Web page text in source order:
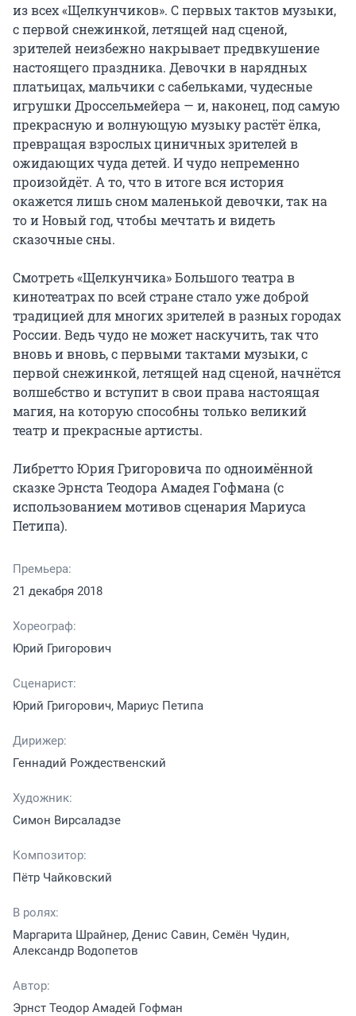
из всех «Щелкунчиков». С первых тактов музыки,
с первой снежинкой, летящей над сценой,
зрителей неизбежно накрывает предвкушение
настоящего праздника. Девочки в нарядных
платьицах, мальчики с сабельками, чудесные
игрушки Дроссельмейера — и, наконец, под самую
прекрасную и волнующую музыку растёт ёлка,
превращая взрослых циничных зрителей в
ожидающих чуда детей. И чудо непременно
произойдёт. А то, что в итоге вся история
окажется лишь сном маленькой девочки, так на
то и Новый год, чтобы мечтать и видеть
сказочные сны.
Смотреть «Щелкунчика» Большого театра в
кинотеатрах по всей стране стало уже доброй
традицией для многих зрителей в разных городах
России. Ведь чудо не может наскучить, так что
вновь и вновь, с первыми тактами музыки, с
первой снежинкой, летящей над сценой, начнётся
волшебство и вступит в свои права настоящая
магия, на которую способны только великий
театр и прекрасные артисты.
Либретто Юрия Григоровича по одноимённой
сказке Эрнста Теодора Амадея Гофмана (с
использованием мотивов сценария Мариуса
Петипа).
Премьера:
21 декабря 2018
Хореограф:
Юрий Григорович
Сценарист:
Юрий Григорович, Мариус Петипа
Дирижер:
Геннадий Рождественский
Художник:
Симон Вирсаладзе
Композитор:
Пётр Чайковский
В ролях:
Маргарита Шрайнер, Денис Савин, Семён Чудин,
Александр Водопетов
Автор:
Эрнст Теодор Амадей Гофман